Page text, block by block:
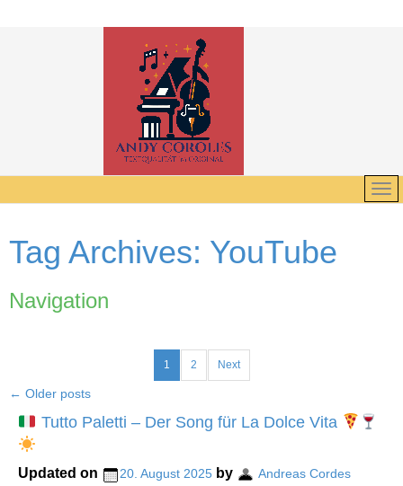
Tag Archives: YouTube
Navigation
1 2 Next
← Older posts
Tutto Paletti – Der Song für La Dolce Vita
Updated on 20. August 2025 by
Andreas Cordes